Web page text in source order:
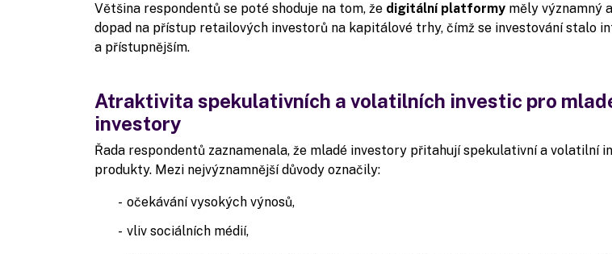
Většina respondentů se poté shoduje na tom, že digitální platformy měly významný
dopad na přístup retailových investorů na kapitálové trhy, čímž se investování stalo
a přístupnějším.
Atraktivita spekulativních a volatilních investic pro
investory
Řada respondentů zaznamenala, že mladé investory přitahují spekulativní a volatilní
produkty. Mezi nejvýznamnější důvody označily:
očekávání vysokých výnosů,
vliv sociálních médií,